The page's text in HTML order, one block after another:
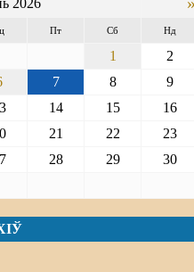
2026
Пт Сб Нд
1
2
7 8
9
14 15
16
21 22
23
28 29
30